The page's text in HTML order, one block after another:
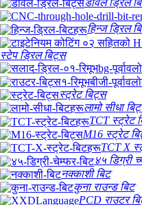
हिन्ज ड्रिल
स्टेप ड्रिल बिट्स
स्ट्रेट बिट्स
लामो सीधा
TCT स्ट्रेट
M16 स्ट्रेट
TCT X
४५ डिग्री
नक्काशी बिट
कुना राउन्ड बिट
PCD राउटर